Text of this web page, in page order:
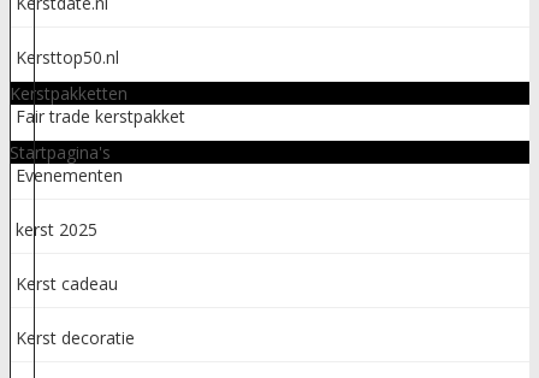
Kersttop50.nl
Kerstpakketten
Fair trade kerstpakket
Startpagina's
Evenementen
kerst 2025
Kerst cadeau
Kerst decoratie